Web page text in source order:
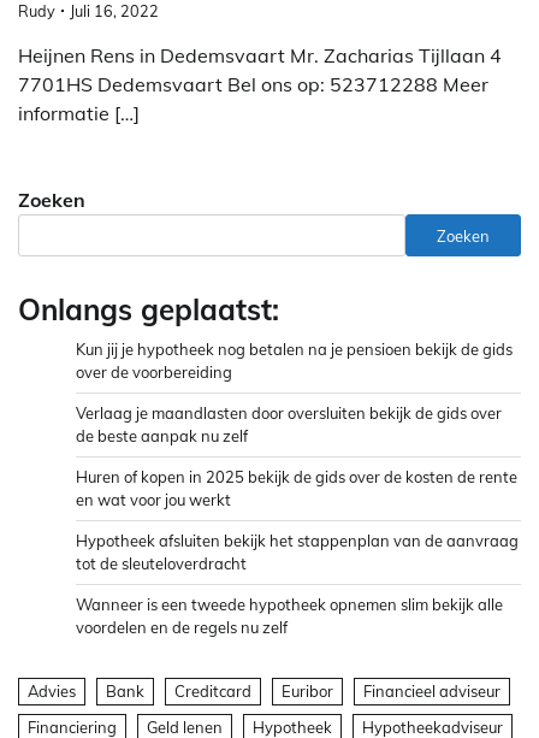
Rudy Juli 16, 2022
Heijnen Rens in Dedemsvaart Mr. Zacharias Tijllaan 4
7701HS Dedemsvaart Bel ons op: 523712288 Meer
informatie […]
Zoeken
Zoeken
Onlangs geplaatst:
Kun jij je hypotheek nog betalen na je pensioen bekijk de gids
over de voorbereiding
Verlaag je maandlasten door oversluiten bekijk de gids over
de beste aanpak nu zelf
Huren of kopen in 2025 bekijk de gids over de kosten de rente
en wat voor jou werkt
Hypotheek afsluiten bekijk het stappenplan van de aanvraag
tot de sleuteloverdracht
Wanneer is een tweede hypotheek opnemen slim bekijk alle
voordelen en de regels nu zelf
Advies Bank Creditcard Euribor
Financieel adviseur
Financiering
Geld lenen Hypotheek
Hypotheekadviseur